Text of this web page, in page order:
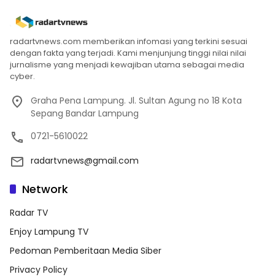
radartvnews.com memberikan infomasi yang terkini sesuai
dengan fakta yang terjadi. Kami menjunjung tinggi nilai nilai
jurnalisme yang menjadi kewajiban utama sebagai media
cyber.
Graha Pena Lampung. Jl. Sultan Agung no 18 Kota
Sepang Bandar Lampung
0721-5610022
radartvnews@gmail.com
Network
Radar TV
Enjoy Lampung TV
Pedoman Pemberitaan Media Siber
Privacy Policy